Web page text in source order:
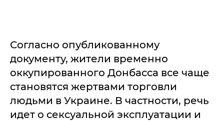
Согласно опубликованному
документу, жители временно
оккупированного Донбасса все чаще
становятся жертвами торговли
людьми в Украине. В частности, речь
идет о сексуальной эксплуатации и